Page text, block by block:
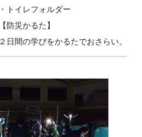
・トイレフォルダー
【防災かるた】
２日間の学びをかるたでおさらい。